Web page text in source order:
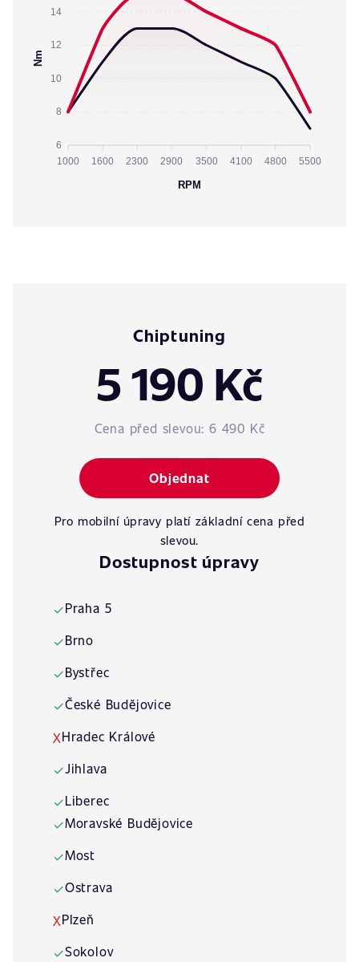
14
12
10
8
6
Nm
1000 1600 2300 2900 3500 4100 4800 5500
RPM
Chiptuning
5 190 Kč
Cena před slevou: 6 490 Kč
Objednat
Pro mobilní úpravy platí základní cena před
slevou.
Dostupnost úpravy
✓Praha 5
✓Brno
✓Bystřec
✓České Budějovice
XHradec Králové
✓Jihlava
✓Liberec
✓Moravské Budějovice
✓Most
✓Ostrava
XPlzeň
✓Sokolov